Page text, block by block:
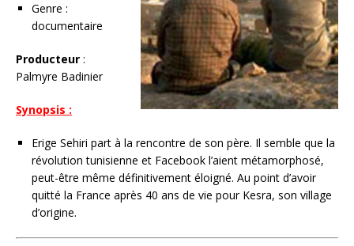
Genre :
documentaire
Producteur :
Palmyre Badinier
Synopsis :
Erige Sehiri part à la rencontre de son père. Il semble que la
révolution tunisienne et Facebook l’aient métamorphosé,
peut-être même définitivement éloigné. Au point d’avoir
quitté la France après 40 ans de vie pour Kesra, son village
d’origine.